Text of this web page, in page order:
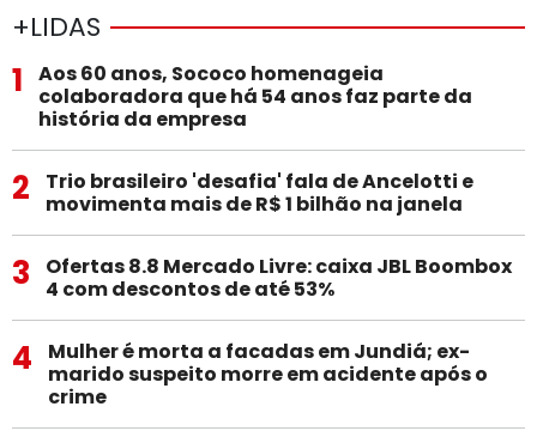
+LIDAS
1
Aos 60 anos, Sococo homenageia
colaboradora que há 54 anos faz parte da
história da empresa
2
Trio brasileiro 'desafia' fala de Ancelotti e
movimenta mais de R$ 1 bilhão na janela
3
Ofertas 8.8 Mercado Livre: caixa JBL Boombox
4 com descontos de até 53%
4
Mulher é morta a facadas em Jundiá; ex-
marido suspeito morre em acidente após o
crime